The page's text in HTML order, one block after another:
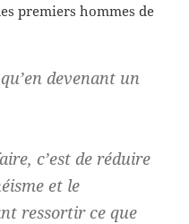
premiers hommes de
devenant un
c’est de réduire
et le
ressortir ce que